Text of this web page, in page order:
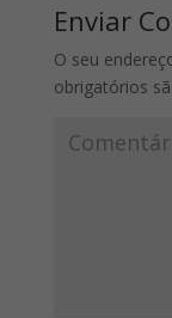
Enviar
O seu
obrigatórios